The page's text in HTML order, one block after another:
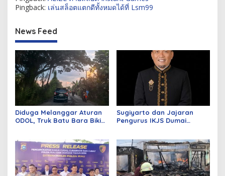
Pingback: เล่นสล็อตแตกดีทั้งหมดได้ที่ Lsm99
News Feed
Diduga Melanggar Aturan
ODOL, Truk Batu Bara Bikin
Sugiyarto dan Jajaran
Pengurus IKJS Dumai